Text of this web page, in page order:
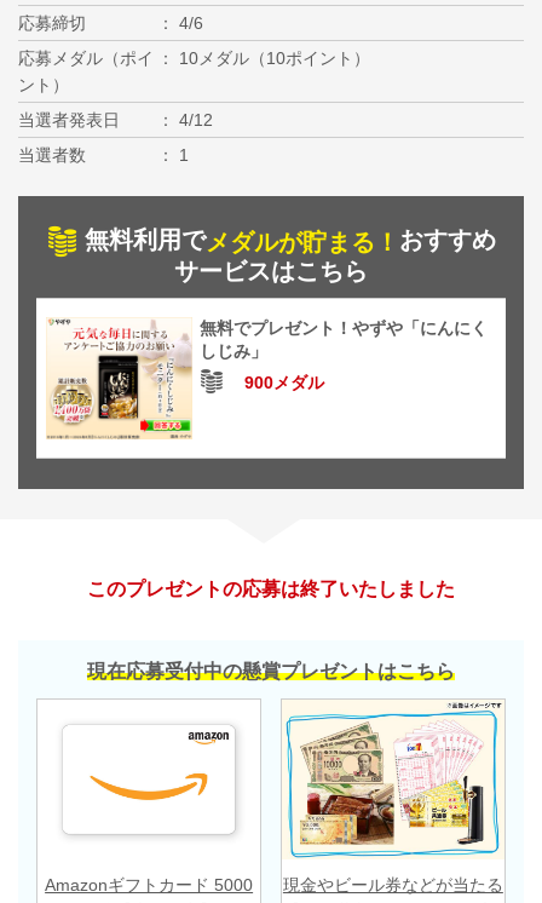
応募締切
4/6
応募メダル（ポイ
ント）
10メダル（10ポイント）
当選者発表日
4/12
当選者数
1
無料利用でメダルが貯まる！ おすすめ
サービスはこちら
無料でプレゼント！やずや「にんにく
しじみ」
900メダル
このプレゼントの応募は終了いたしました
現在応募受付中の懸賞プレゼントはこちら
Amazonギフトカード 5000
現金やビール券などが当たる